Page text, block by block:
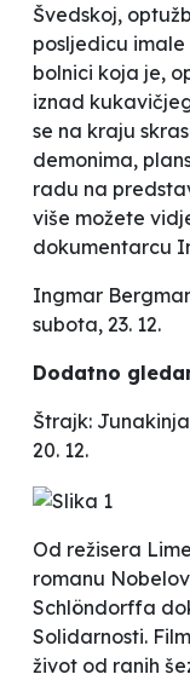
Švedskoj,
posljedicu
bolnici koja je,
iznad
se na kraju
demonima,
radu na
više možete
dokumentarcu
Ingmar
subota, 23. 12.
Dodatno
Štrajk:
20. 12.
Od režisera
romanu
Schlöndorffa
Solidarnosti.
život od ranih